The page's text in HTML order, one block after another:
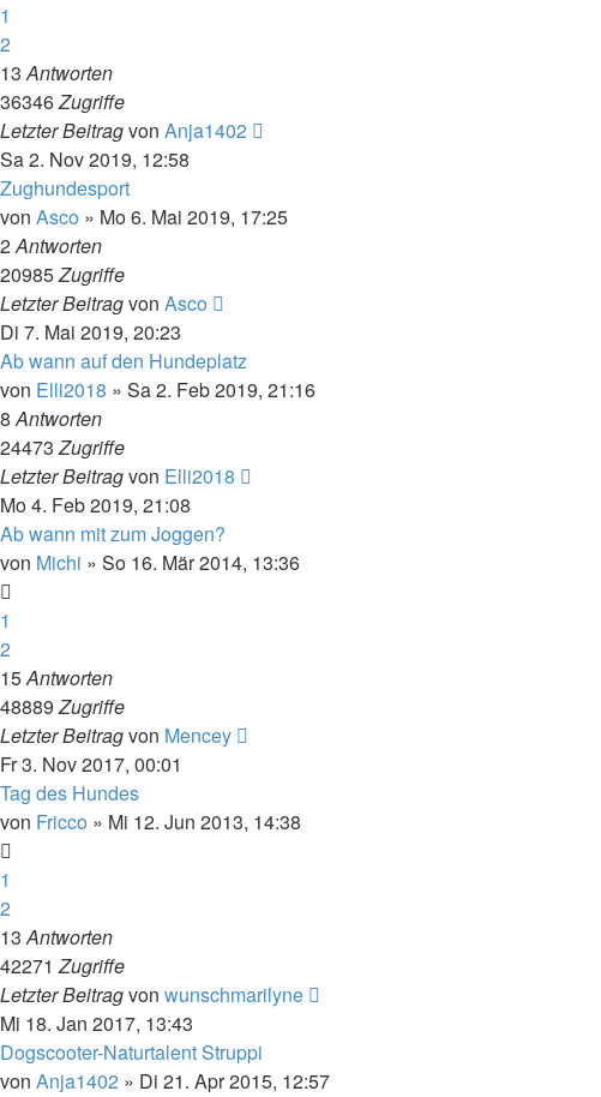
1
2
13Antworten
36346Zugriffe
Letzter Beitragvon Anja1402
Sa 2. Nov 2019, 12:58
Zughundesport
von Asco » Mo 6. Mai 2019, 17:25
2Antworten
20985Zugriffe
Letzter Beitragvon Asco
Di 7. Mai 2019, 20:23
Ab wann auf den Hundeplatz
von Elli2018 » Sa 2. Feb 2019, 21:16
8Antworten
24473Zugriffe
Letzter Beitragvon Elli2018
Mo 4. Feb 2019, 21:08
Ab wann mit zum Joggen?
von Michi » So 16. Mär 2014, 13:36
1
2
15Antworten
48889Zugriffe
Letzter Beitragvon Mencey
Fr 3. Nov 2017, 00:01
Tag des Hundes
von Fricco » Mi 12. Jun 2013, 14:38
1
2
13Antworten
42271Zugriffe
Letzter Beitragvon wunschmarilyne
Mi 18. Jan 2017, 13:43
Dogscooter-Naturtalent Struppi
von Anja1402 » Di 21. Apr 2015, 12:57